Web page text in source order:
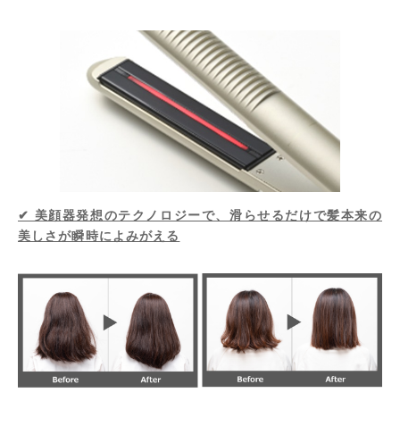
✔ 美顔器発想のテクノロジーで、滑らせるだけで髪本来の
美しさが瞬時によみがえる